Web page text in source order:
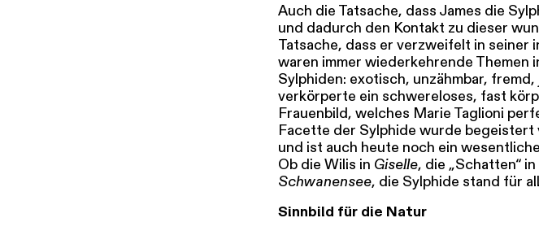
Auch die Tatsache, dass James die
und dadurch den Kontakt zu dieser
Tatsache, dass er verzweifelt in seiner
waren immer wiederkehrende Themen
Sylphiden: exotisch, unzähmbar,
verkörperte ein schwereloses, fast
Frauenbild, welches Marie Taglioni
Facette der Sylphide wurde begeistert
und ist auch heute noch ein
Ob die Wilis in Giselle, die „Schatten“ in
Schwanensee, die Sylphide stand für
Sinnbild für die Natur